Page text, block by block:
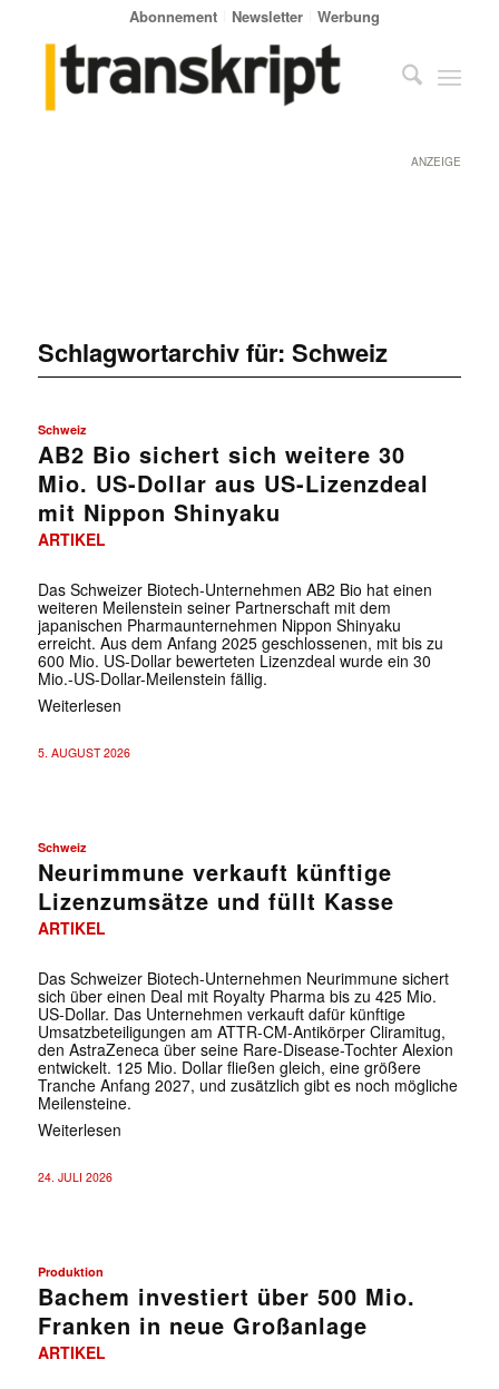
Abonnement Newsletter Werbung
ANZEIGE
Schlagwortarchiv für: Schweiz
Schweiz
AB2 Bio sichert sich weitere 30
Mio. US-Dollar aus US-Lizenzdeal
mit Nippon Shinyaku
ARTIKEL
Das Schweizer Biotech-Unternehmen AB2 Bio hat einen
weiteren Meilenstein seiner Partnerschaft mit dem
japanischen Pharmaunternehmen Nippon Shinyaku
erreicht. Aus dem Anfang 2025 geschlossenen, mit bis zu
600 Mio. US-Dollar bewerteten Lizenzdeal wurde ein 30
Mio.-US-Dollar-Meilenstein fällig.
Weiterlesen
5. AUGUST 2026
Schweiz
Neurimmune verkauft künftige
Lizenzumsätze und füllt Kasse
ARTIKEL
Das Schweizer Biotech-Unternehmen Neurimmune sichert
sich über einen Deal mit Royalty Pharma bis zu 425 Mio.
US-Dollar. Das Unternehmen verkauft dafür künftige
Umsatzbeteiligungen am ATTR-CM-Antikörper Cliramitug,
den AstraZeneca über seine Rare-Disease-Tochter Alexion
entwickelt. 125 Mio. Dollar fließen gleich, eine größere
Tranche Anfang 2027, und zusätzlich gibt es noch mögliche
Meilensteine.
Weiterlesen
24. JULI 2026
Produktion
Bachem investiert über 500 Mio.
Franken in neue Großanlage
ARTIKEL